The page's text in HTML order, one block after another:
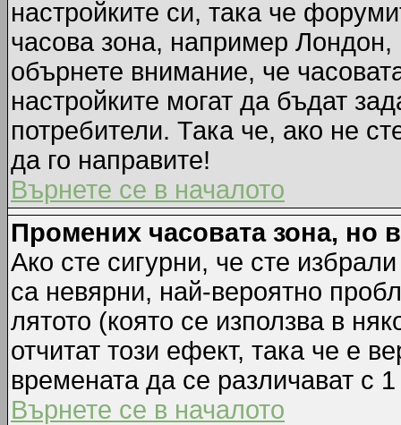
настройките си, така че
часова зона, например
обърнете внимание, че
настройките могат да бъдат
потребители. Така че, ако не
да го направите!
Върнете се в началото
Промених часовата зона, но
Ако сте сигурни, че сте
са невярни, най-вероятно
лятото (която се използва в
отчитат този ефект, така че е
времената да се различават с
Върнете се в началото